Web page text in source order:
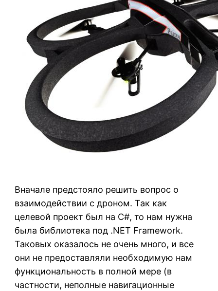
Вначале предстояло решить вопрос о
взаимодействии с дроном. Так как
целевой проект был на C#, то нам нужна
была библиотека под .NET Framework.
Таковых оказалось не очень много, и все
они не предоставляли необходимую нам
функциональность в полной мере (в
частности, неполные навигационные